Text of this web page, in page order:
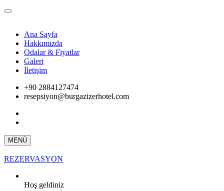
Ana Sayfa
Hakkımızda
Odalar & Fiyatlar
Galeri
İletişim
+90 2884127474
resepsiyon@burgazizerhotel.com
MENÜ
REZERVASYON
Hoş geldiniz